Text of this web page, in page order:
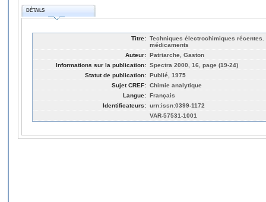
DÉTAILS
Titre: Techniques électrochimiques
médicaments
Auteur: Patriarche, Gaston
Informations sur la publication: Spectra 2000, 16, page (19-24)
Statut de publication: Publié, 1975
Sujet CREF: Chimie analytique
Langue: Français
Identificateurs: urn:issn:0399-1172
VAR-57531-1001